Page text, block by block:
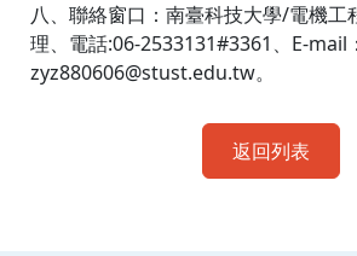
八、聯絡窗口：南臺科技大學/電機工
理、電話:06-2533131#3361、E-mail：
zyz880606@stust.edu.tw。
返回列表